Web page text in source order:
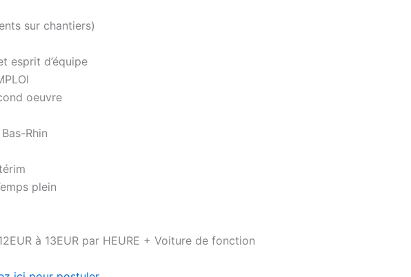
sur chantiers)
esprit d’équipe
oeuvre
Rhin
plein
à 13EUR par HEURE + Voiture de fonction